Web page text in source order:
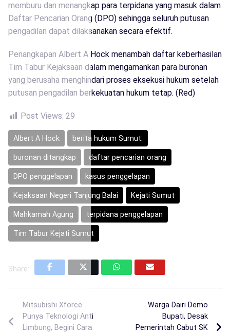
memburu dan menangkap para terpidana yang masuk dalam
Daftar Pencarian Orang (DPO) sehingga seluruh putusan
pengadilan dapat dilaksanakan secara efektif.
Penangkapan Albert A Hock menambah daftar keberhasilan
Tim Tabur Kejaksaan dalam mengamankan para buronan
yang berusaha menghindari proses eksekusi hukum setelah
putusan pengadilan berkekuatan hukum tetap. (Red)
Post Views: 29
Albert A Hock berita hukum Sumut.
buronan ditangkap daftar pencarian orang
DPO penggelapan kasus penggelapan
Kejaksaan Negeri Tanjung Balai Kejati Sumut
Mahkamah Agung terpidana penggelapan
Tim Tabur Kejati Sumut
Share:
Mitsubishi Xforce
Punya Teknologi Anti
Limbung, Begini Cara
Warga Dairi Demo
Bupati, Desak
Pemerintah Cabut SK